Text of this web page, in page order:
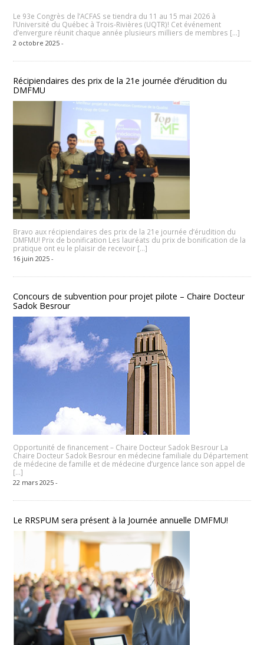
Le 93e Congrès de l’ACFAS se tiendra du 11 au 15 mai 2026 à
l’Université du Québec à Trois-Rivières (UQTR)! Cet événement
d’envergure réunit chaque année plusieurs milliers de membres […]
2 octobre 2025 -
Récipiendaires des prix de la 21e journée d’érudition du
DMFMU
Bravo aux récipiendaires des prix de la 21e journée d’érudition du
DMFMU! Prix de bonification Les lauréats du prix de bonification de la
pratique ont eu le plaisir de recevoir […]
16 juin 2025 -
Concours de subvention pour projet pilote – Chaire Docteur
Sadok Besrour
Opportunité de financement – Chaire Docteur Sadok Besrour La
Chaire Docteur Sadok Besrour en médecine familiale du Département
de médecine de famille et de médecine d’urgence lance son appel de
[…]
22 mars 2025 -
Le RRSPUM sera présent à la Journée annuelle DMFMU!